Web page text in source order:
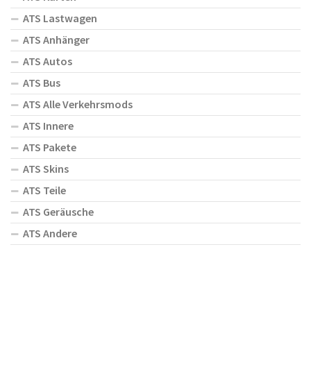
ATS Lastwagen
ATS Anhänger
ATS Autos
ATS Bus
ATS Alle Verkehrsmods
ATS Innere
ATS Pakete
ATS Skins
ATS Teile
ATS Geräusche
ATS Andere